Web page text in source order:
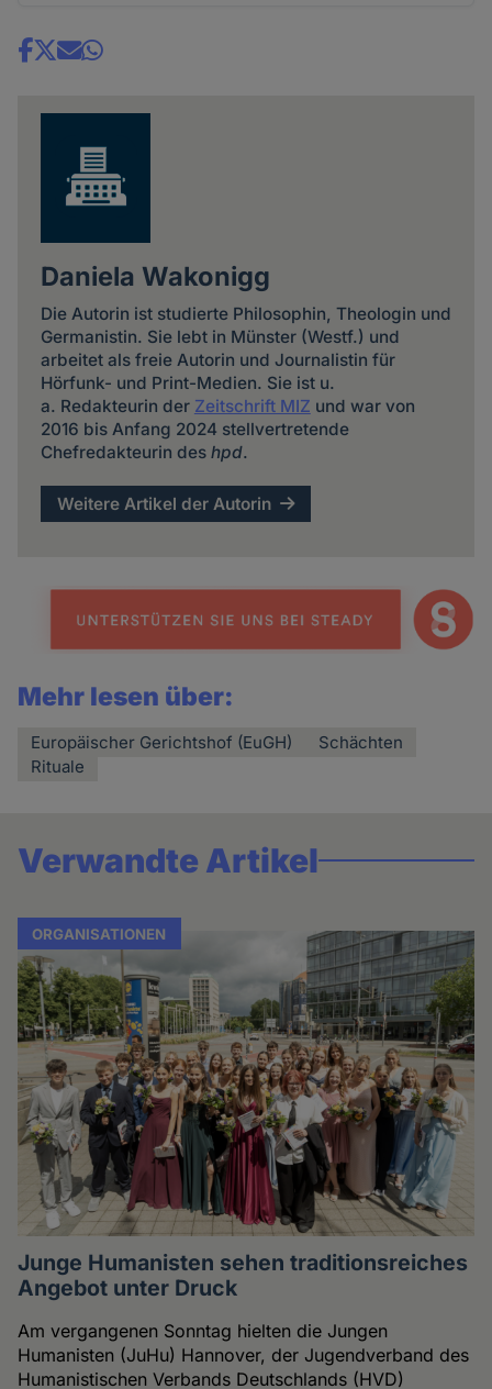
Share
Daniela Wakonigg
Die Autorin ist studierte Philosophin, Theologin und
Germanistin. Sie lebt in Münster (Westf.) und
arbeitet als freie Autorin und Journalistin für
Hörfunk- und Print-Medien. Sie ist u.
a. Redakteurin der Zeitschrift MIZ und war von
2016 bis Anfang 2024 stellvertretende
Chefredakteurin des hpd.
Weitere Artikel der Autorin
Mehr lesen über:
Europäischer Gerichtshof (EuGH)
Schächten
Rituale
Verwandte Artikel
ORGANISATIONEN
Junge Humanisten sehen traditionsreiches
Angebot unter Druck
Am vergangenen Sonntag hielten die Jungen
Humanisten (JuHu) Hannover, der Jugendverband des
Humanistischen Verbands Deutschlands (HVD)